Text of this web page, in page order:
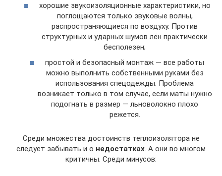
хорошие звукоизоляционные характеристики, но
поглощаются только звуковые волны,
распространяющиеся по воздуху. Против
структурных и ударных шумов лён практически
бесполезен;
простой и безопасный монтаж — все работы
можно выполнить собственными руками без
использования спецодежды. Проблема
возникает только в том случае, если маты нужно
подогнать в размер — льноволокно плохо
режется.
Среди множества достоинств теплоизолятора не
следует забывать и о недостатках. А они во многом
критичны. Среди минусов: